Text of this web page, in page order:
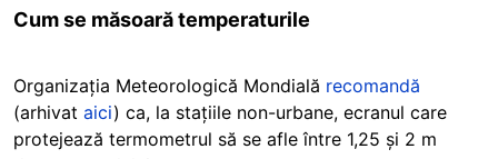
Cum se măsoară temperaturile
Organizația Meteorologică Mondială recomandă
(arhivat aici) ca, la stațiile non-urbane, ecranul care
protejează termometrul să se afle între 1,25 și 2 m